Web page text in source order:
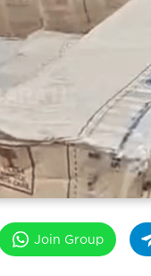
Join Group